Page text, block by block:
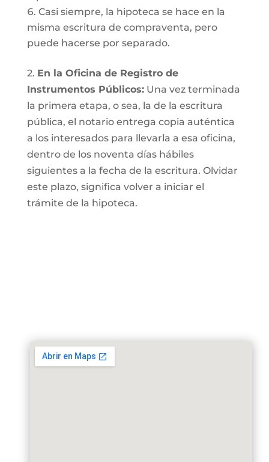
Casi siempre, la hipoteca se hace en la
misma escritura de compraventa, pero
puede hacerse por separado.
2. En la Oficina de Registro de
Instrumentos Públicos:Una vez terminada
la primera etapa, o sea, la de la escritura
pública, el notario entrega copia auténtica
a los interesados para llevarla a esa oficina,
dentro de los noventa días hábiles
siguientes a la fecha de la escritura. Olvidar
este plazo, significa volver a iniciar el
trámite de la hipoteca.